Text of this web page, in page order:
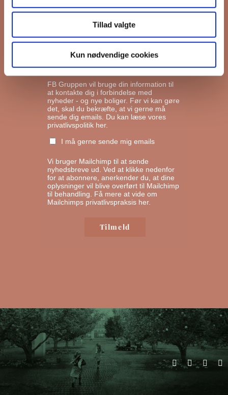
Tillad valgte
Kun nødvendige cookies
Ejerboliger
Lejeboliger
Andelsboliger
Markedsføringstilladelse
FB Gruppen vil bruge din information til
at kontakte dig i forbindelse med
nyheder - og nye boliger. Før vi kan gøre
det, skal du bekræfte, at vi gerne må
sende dig emails. Du kan læse vores
privatlivspolitik her.
I må gerne sende mig emails
Vi bruger Mailchimp til at sende
nyhedsbreve ud. Ved at klikke nedenfor
for at abonnere, anerkender du, at dine
oplysninger vil blive overført til Mailchimp
til behandling. Få mere at vide om
Mailchimps privatlivspraksis her.